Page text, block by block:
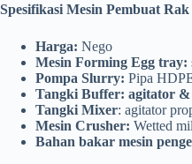
Spesifikasi Mesin Pembuat
Harga: Nego
Mesin Forming Egg tray:
Pompa Slurry: Pipa
Tangki Buffer: agitator &
Tangki Mixer: agitator
Mesin Crusher: Wetted
Bahan bakar mesin